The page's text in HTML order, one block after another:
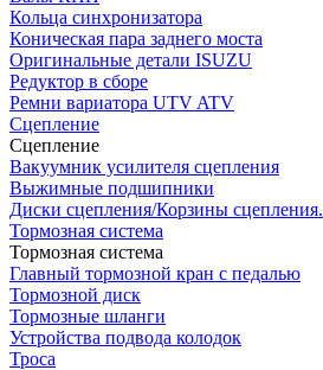
Кольца синхронизатора
Коническая пара заднего моста
Оригинальные детали ISUZU
Редуктор в сборе
Ремни вариатора UTV ATV
Сцепление
Сцепление
Вакуумник усилителя сцепления
Выжимные подшипники
Диски сцепления/Корзины сцепления.
Тормозная система
Тормозная система
Главный тормозной кран с педалью
Тормозной диск
Тормозные шланги
Устройства подвода колодок
Троса